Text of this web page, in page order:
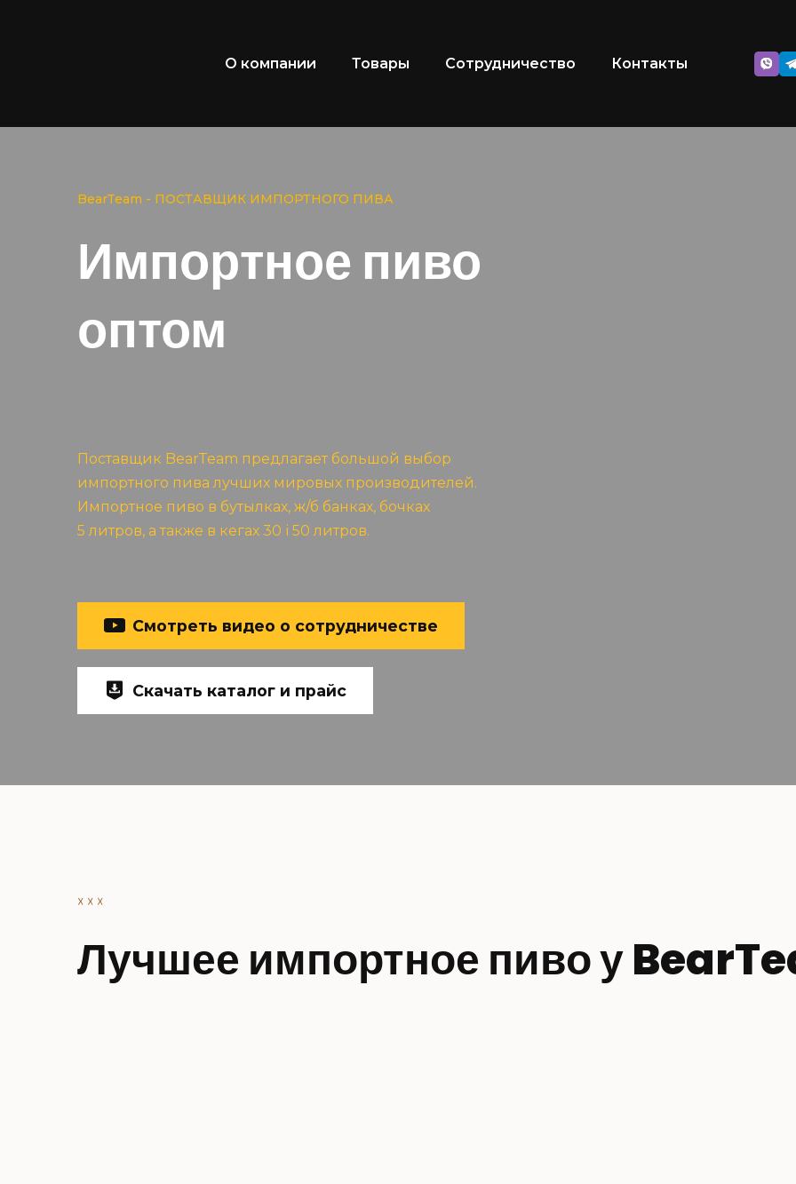
О компании Товары Сотрудничество Контакты
BearTeam - ПОСТАВЩИК ИМПОРТНОГО ПИВА
Импортное пиво
оптом
Поставщик BearTeam предлагает большой выбор
импортного пива лучших мировых производителей.
Импортное пиво в бутылках, ж/б банках, бочках
5 литров, а также в кегах 30 і 50 литров.
Смотреть видео о сотрудничестве
Скачать каталог и прайс
☓ ☓ ☓
Лучшее импортное пиво у